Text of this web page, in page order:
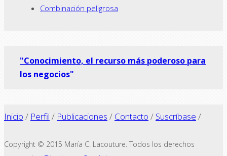
Combinación peligrosa
"Conocimiento, el recurso más poderoso para
los negocios"
Inicio / Perfil / Publicaciones / Contacto / Suscríbase /
Copyright © 2015 María C. Lacouture. Todos los derechos